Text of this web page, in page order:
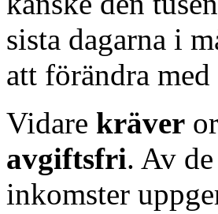
sista dagarna i
att förändra
Vidare kräver
avgiftsfri. Av
inkomster